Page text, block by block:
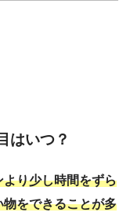
はいつ？
より少し時間をずら
をできることが多